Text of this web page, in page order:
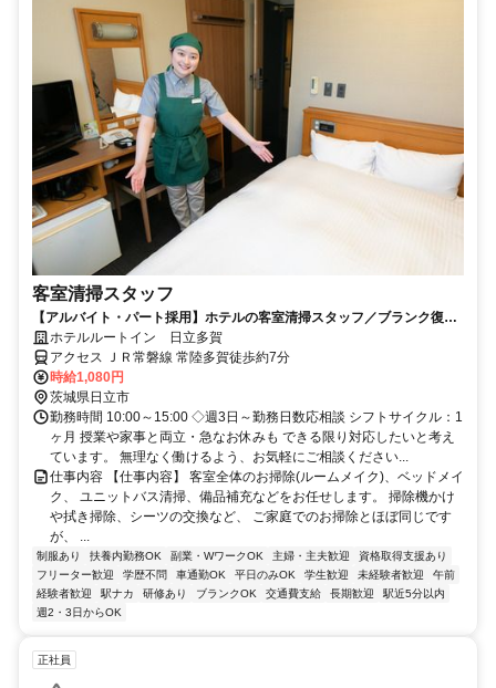
客室清掃スタッフ
【アルバイト・パート採用】ホテルの客室清掃スタッフ／ブランク復
帰・未経験歓迎！主婦(夫)さん活躍中
ホテルルートイン 日立多賀
アクセス ＪＲ常磐線 常陸多賀徒歩約7分
時給1,080円
茨城県日立市
勤務時間 10:00～15:00 ◇週3日～勤務日数応相談 シフトサイクル：1
ヶ月 授業や家事と両立・急なお休みも できる限り対応したいと考え
ています。 無理なく働けるよう、お気軽にご相談ください...
仕事内容 【仕事内容】 客室全体のお掃除(ルームメイク)、ベッドメイ
ク、 ユニットバス清掃、備品補充などをお任せします。 掃除機かけ
や拭き掃除、シーツの交換など、 ご家庭でのお掃除とほぼ同じです
が、 ...
制服あり 扶養内勤務OK 副業・WワークOK 主婦・主夫歓迎
資格取得支援あり
フリーター歓迎
学歴不問 車通勤OK 平日のみOK 学生歓迎 未経験者歓迎
午前
経験者歓迎
駅ナカ 研修あり ブランクOK 交通費支給 長期歓迎
駅近5分以内
週2・3日からOK
正社員